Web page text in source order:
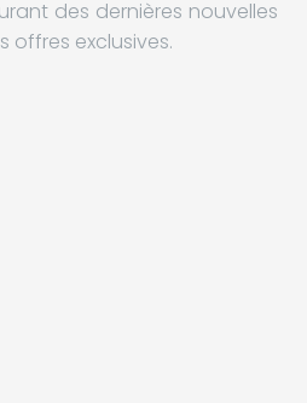
des dernières nouvelles
offres exclusives.